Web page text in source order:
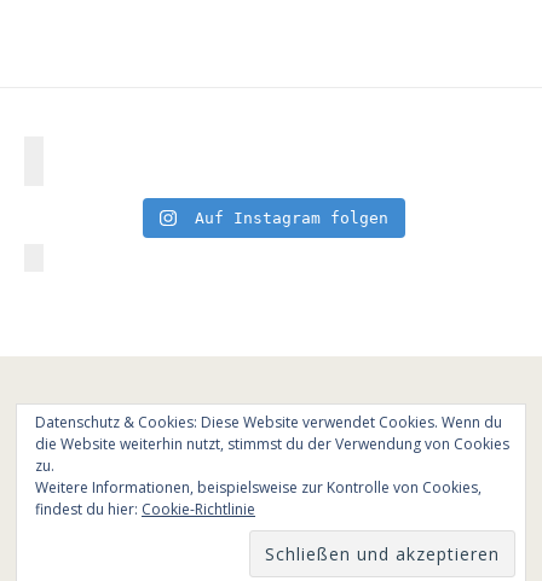
Auf Instagram folgen
© All Rights Reserved - Cooking is love 2017.
Datenschutz & Cookies: Diese Website verwendet Cookies. Wenn du
die Website weiterhin nutzt, stimmst du der Verwendung von Cookies
zu.
Weitere Informationen, beispielsweise zur Kontrolle von Cookies,
findest du hier: Cookie-Richtlinie